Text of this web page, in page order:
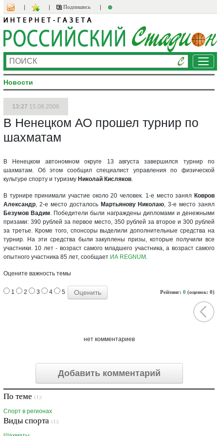
Подпишись
Новости
13:27 15.08.2006
В Ненецком АО прошел турнир по
шахматам
В Ненецком автономном округе 13 августа завершился турнир по
шахматам. Об этом сообщил специалист управления по физической
культуре спорту и туризму Николай Кисляков.
В турнире принимали участие около 20 человек. 1-е место занял Ковров
Александр, 2-е место досталось Мартьянову Николаю, 3-е место занял
Безумов Вадим. Победители были награждены дипломами и денежными
призами: 390 рублей за первое место, 350 рублей за второе и 300 рублей
за третье. Кроме того, спонсоры выделили дополнительные средства на
турнир. На эти средства были закуплены призы, которые получили все
участники. 10 лет - возраст самого младшего участника, а возраст самого
опытного участника 85 лет, сообщает ИА REGNUM .
Оцените важность темы
Рейтинг: 0 (оценок: 0)
1 2 3 4 5
нет комментариев
Добавить комментарий
По теме (1):
Спорт в регионах
Виды спорта (1):